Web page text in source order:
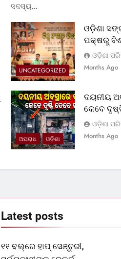
ସଦସ୍ୟ…
UNCATEGORIZED
ଓଡ଼ିଶା
ପକ୍ଷରୁ
ଓଡ଼ିଶା
Months Ago
ଅପରାଧ ଓଡ଼ିଶା
ଦୟନୀୟ
କେବେ
ଓଡ଼ିଶା
Months Ago
Latest posts
୧୧ ବଲ୍‌ରେ ହାପ୍ ସେଞ୍ଚୁରୀ,